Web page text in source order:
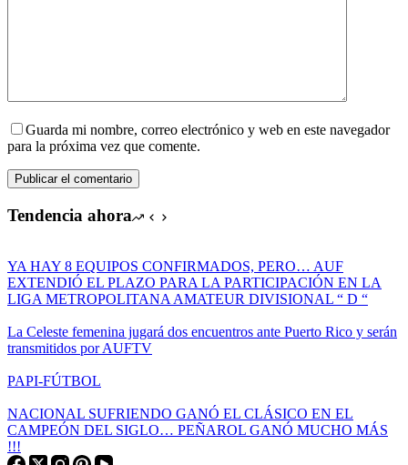
Guarda mi nombre, correo electrónico y web en este navegador
para la próxima vez que comente.
Publicar el comentario
Tendencia ahora
YA HAY 8 EQUIPOS CONFIRMADOS, PERO… AUF
EXTENDIÓ EL PLAZO PARA LA PARTICIPACIÓN EN LA
LIGA METROPOLITANA AMATEUR DIVISIONAL “ D “
La Celeste femenina jugará dos encuentros ante Puerto Rico y serán
transmitidos por AUFTV
PAPI-FÚTBOL
NACIONAL SUFRIENDO GANÓ EL CLÁSICO EN EL
CAMPEÓN DEL SIGLO… PEÑAROL GANÓ MUCHO MÁS
!!!